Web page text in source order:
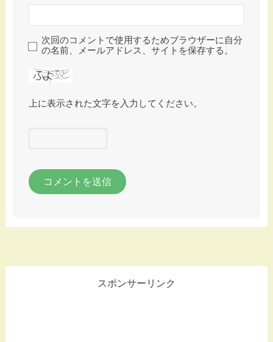
次回のコメントで使用するためブラウザーに自分
の名前、メールアドレス、サイトを保存する。
上に表示された文字を入力してください。
スポンサーリンク